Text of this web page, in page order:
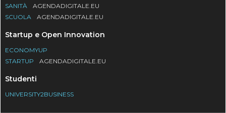
SANITÀ
AGENDADIGITALE.EU
SCUOLA
AGENDADIGITALE.EU
Startup e Open Innovation
ECONOMYUP
STARTUP
AGENDADIGITALE.EU
Studenti
UNIVERSITY2BUSINESS